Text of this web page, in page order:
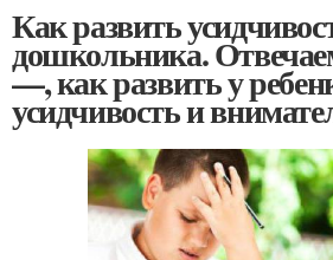
Как развить
дошкольника.
—, как развить у
усидчивость и